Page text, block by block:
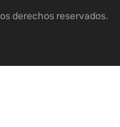
derechos reservados.